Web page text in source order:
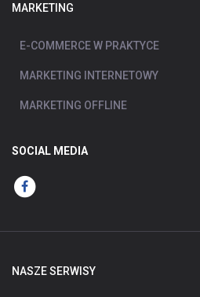
MARKETING
E-COMMERCE W PRAKTYCE
MARKETING INTERNETOWY
MARKETING OFFLINE
SOCIAL MEDIA
NASZE SERWISY